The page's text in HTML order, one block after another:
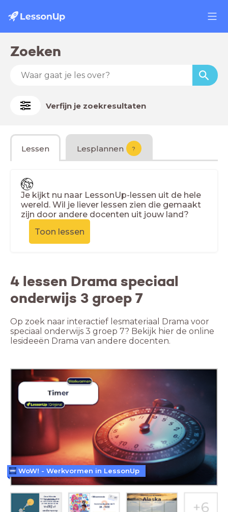
Zoeken
Verfijn je zoekresultaten
Lessen Lesplannen ?
Je kijkt nu naar LessonUp-lessen uit de hele
wereld. Wil je liever lessen zien die gemaakt
zijn door andere docenten uit jouw land?
Toon lessen
4 lessen Drama speciaal
onderwijs 3 groep 7
Op zoek naar interactief lesmateriaal Drama voor
speciaal onderwijs 3 groep 7? Bekijk hier de online
lesideeën Drama van andere docenten.
WoW! - Werkvormen in LessonUp